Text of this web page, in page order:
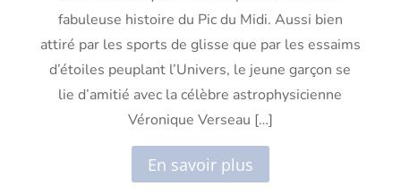
fabuleuse histoire du Pic du Midi. Aussi bien
attiré par les sports de glisse que par les essaims
d’étoiles peuplant l’Univers, le jeune garçon se
lie d’amitié avec la célèbre astrophysicienne
Véronique Verseau […]
En savoir plus